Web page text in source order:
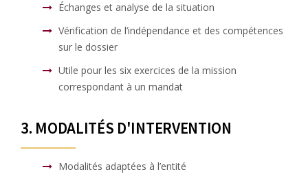
Échanges et analyse de la situation
Vérification de l’indépendance et des compétences
sur le dossier
Utile pour les six exercices de la mission
correspondant à un mandat
3. MODALITÉS D'INTERVENTION
Modalités adaptées à l’entité